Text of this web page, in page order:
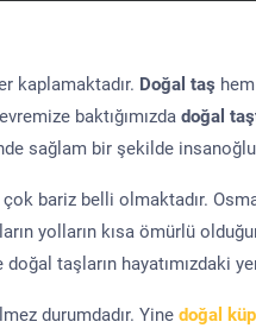
kaplamaktadır. Doğal taş
baktığımızda doğal
sağlam bir şekilde
bariz belli olmaktadır.
yolların kısa ömürlü
taşların hayatımızdaki
durumdadır. Yine doğal